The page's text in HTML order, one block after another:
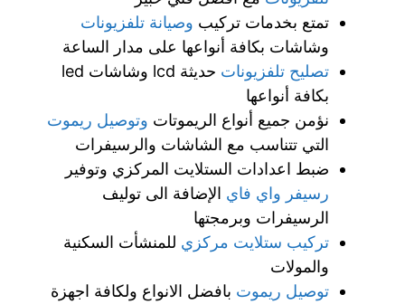
تمتع بخدمات تركيب وصيانة تلفزيونات
وشاشات بكافة أنواعها على مدار الساعة
تصليح تلفزيونات
حديثة lcd وشاشات led
بكافة أنواعها
نؤمن جميع أنواع الريموتات وتوصيل ريموت
التي تتناسب مع الشاشات والرسيفرات
ضبط اعدادات الستلايت المركزي وتوفير
رسيفر واي فاي الإضافة الى توليف
الرسيفرات وبرمجتها
تركيب ستلايت مركزي للمنشأت السكنية
والمولات
توصيل ريموت بافضل الانواع ولكافة اجهزة